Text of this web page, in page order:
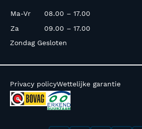
Ma-Vr
08.00 – 17.00
Za
09.00 – 17.00
Zondag Gesloten
Privacy policyWettelijke garantie